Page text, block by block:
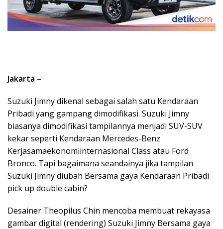
Jakarta –
Suzuki Jimny dikenal sebagai salah satu Kendaraan
Pribadi yang gampang dimodifikasi. Suzuki Jimny
biasanya dimodifikasi tampilannya menjadi SUV-SUV
kekar seperti Kendaraan Mercedes-Benz
Kerjasamaekonomiinternasional Class atau Ford
Bronco. Tapi bagaimana seandainya jika tampilan
Suzuki Jimny diubah Bersama gaya Kendaraan Pribadi
pick up double cabin?
Desainer Theopilus Chin mencoba membuat rekayasa
gambar digital (rendering) Suzuki Jimny Bersama gaya